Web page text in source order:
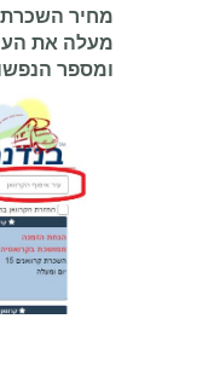
מחיר
מעלה את
ומספר